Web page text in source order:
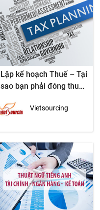
Lập kế hoạch Thuế – Tại
sao bạn phải đóng thuế
nộp?
Vietsourcing